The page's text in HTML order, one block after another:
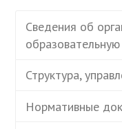
Сведения об
Структура,
Нормативные